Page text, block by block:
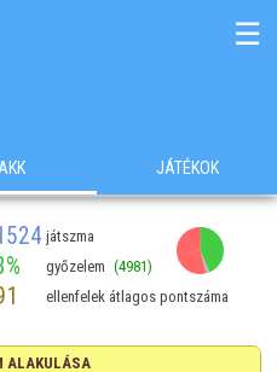
☰
JÁTÉKOK
játszma
győzelem (4981)
ellenfelek átlagos pontszáma
ALAKULÁSA